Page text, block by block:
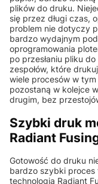
plików do druku.
się przez długi czas,
problem nie dotyczy
bardzo wydajnym
oprogramowania
po przesłaniu pliku
zespołów, które
wiele procesów w
pozostaną w kolejce
drugim, bez
Szybki druk
Radiant
Gotowość do druku
bardzo szybki proces
technologia Radiant